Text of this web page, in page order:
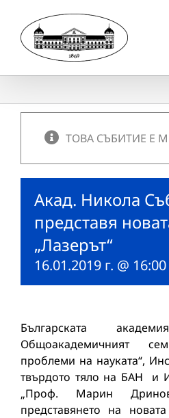
content
ТОВА СЪБИТИЕ Е
Акад. Никола
представя
„Лазерът“
16.01.2019 г. @ 16:00
Българската
Общоакадемичният
проблеми на науката“,
твърдото тяло на БАН и
„Проф. Марин
представянето на